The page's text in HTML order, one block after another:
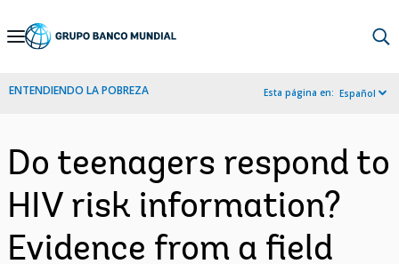
Skip
Navigation
ENTENDIENDO LA POBREZA Esta página en: Español
Do teenagers respond to
HIV risk information?
Evidence from a field